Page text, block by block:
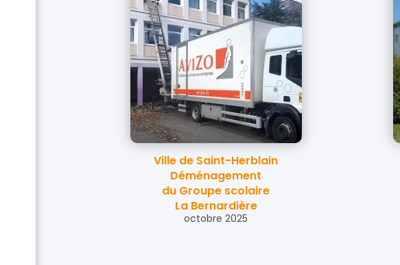
Ville de Saint-Herblain
Déménagement
du Groupe scolaire
La Bernardière
octobre 2025